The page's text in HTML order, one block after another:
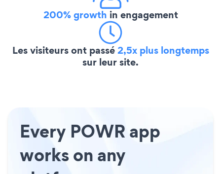
200% growth in engagement
Les visiteurs ont passé2,5x plus longtemps
sur leur site.
Every POWR app
works on any